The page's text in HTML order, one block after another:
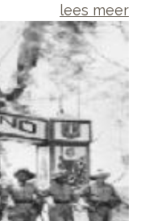
lees meer